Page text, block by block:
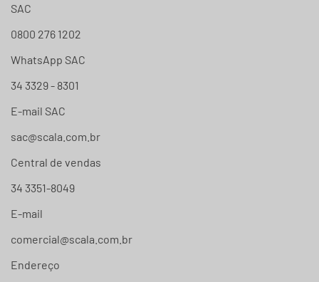
SAC
0800 276 1202
WhatsApp SAC
34 3329 - 8301
E-mail SAC
sac@scala.com.br
Central de vendas
34 3351-8049
E-mail
comercial@scala.com.br
Endereço